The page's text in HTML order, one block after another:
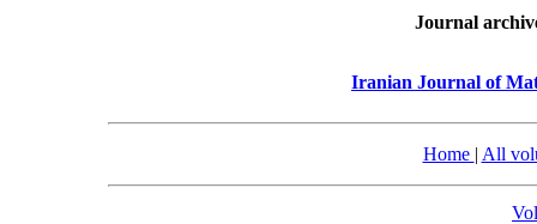
Journal
Iranian Journal of
Home | All